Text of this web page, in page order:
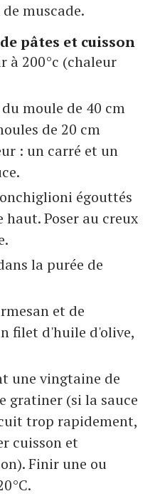
muscade.
pâtes et cuisson
à 200°c (chaleur
moule de 40 cm
de 20 cm
: un carré et un
égouttés
haut. Poser au creux
la purée de
et de
filet d'huile d'olive,
une vingtaine de
gratiner (si la sauce
trop rapidement,
cuisson et
Finir une ou